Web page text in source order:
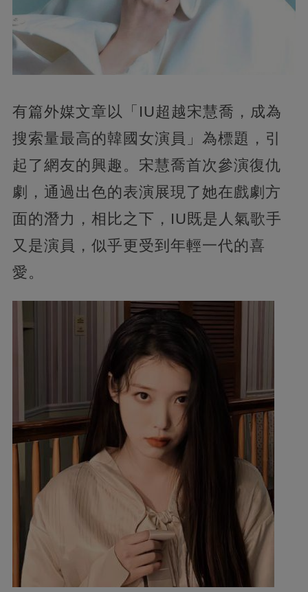
有篇外媒文章以「IU超越宋慧喬，成為
搜索量最高的韓國女演員」為標題，引
起了網友的興趣。宋慧喬首次參演復仇
劇，通過出色的表演展現了她在戲劇方
面的潛力，相比之下，IU既是人氣歌手
又是演員，似乎更受到年輕一代的喜
愛。